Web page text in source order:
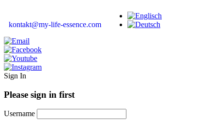
kontakt@my-life-essence.com
Sign In
Please sign in first
Username